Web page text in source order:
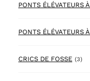
PONTS ÉLÉVATEURS
PONTS ÉLÉVATEURS
CRICS DE FOSSE (3)3